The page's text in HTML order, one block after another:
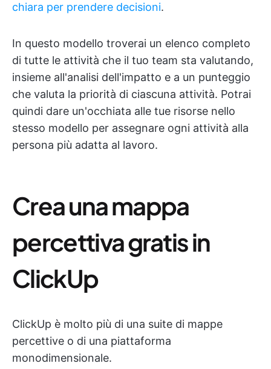
chiara per prendere decisioni.
In questo modello troverai un elenco completo
di tutte le attività che il tuo team sta valutando,
insieme all'analisi dell'impatto e a un punteggio
che valuta la priorità di ciascuna attività. Potrai
quindi dare un'occhiata alle tue risorse nello
stesso modello per assegnare ogni attività alla
persona più adatta al lavoro.
Crea una mappa
percettiva gratis in
ClickUp
ClickUp è molto più di una suite di mappe
percettive o di una piattaforma
monodimensionale.